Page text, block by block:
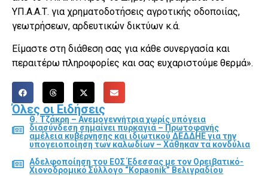
ΥΠ.Α.Α.Τ. για χρηματοδοτήσεις αγροτικής οδοποιίας,
γεωτρήσεων, αρδευτικών δικτύων κ.ά.
Είμαστε στη διάθεση σας για κάθε συνεργασία και
περαιτέρω πληροφορίες και σας ευχαριστούμε θερμά».
Όλες οι Ειδήσεις
Θ. Τζάκρη – Ανεμογεννήτρια χωρίς υπόγεια
διασύνδεση σημαίνει πυρκαγιά – Πρωτοφανής
αμέλεια κυβέρνησης και ιδιωτικού ΔΕΔΔΗΕ για την
υπογειοποίηση των καλωδίων – Χάθηκαν τα κονδύλια
Αδελφοποίηση του ΕΟΣ Έδεσσας με τον Ορειβατικό-
Χιονοδρομικό Σύλλογο “Kopaonik” Βελιγραδίου